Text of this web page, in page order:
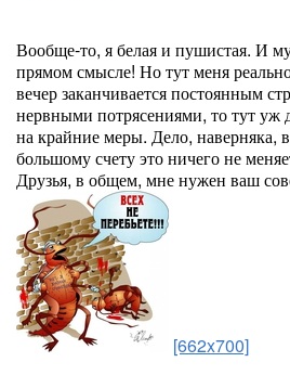
Вообще-то, я белая и пушистая. И
прямом смысле! Но тут меня
вечер заканчивается постоянным
нервными потрясениями, то тут уж
на крайние меры. Дело, наверняка,
большому счету это ничего не
Друзья, в общем, мне нужен ваш
[662x700]